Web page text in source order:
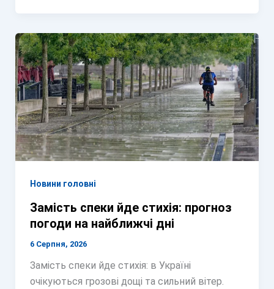
Новини головні
Замість спеки йде стихія: прогноз
погоди на найближчі дні
6 Серпня, 2026
Замість спеки йде стихія: в Україні
очікуються грозові дощі та сильний вітер.